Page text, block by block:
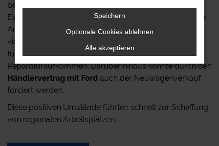
bekam den Status Ford-Vertragshändler und aus der
Einzelfirma wurde die Autohaus Rühlemann GmbH. Der
Autokaufboom in der Wendezeit, insbesondere der
vielen Gebrauchtwagen nach der Wiedervereinigung,
führten relativ schnell zu einem ständig steigenden
Reparaturaufkommen. Darüber hinaus konnte durch den
Händlervertrag mit Ford auch der Neuwagenverkauf
forciert werden.
Diese positiven Umstände führten schnell zur Schaffung
von regionalen Arbeitsplätzen.
Speichern
Optionale Cookies ablehnen
Alle akzeptieren